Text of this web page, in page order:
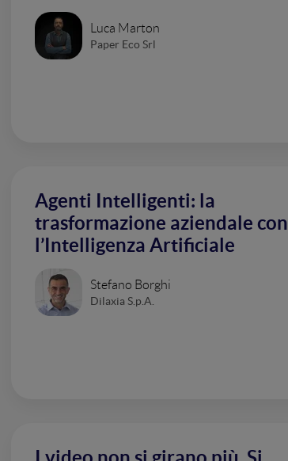
Luca Marton
Paper Eco Srl
Agenti Intelligenti: la
trasformazione aziendale con
l’Intelligenza Artificiale
Stefano Borghi
Dilaxia S.p.A.